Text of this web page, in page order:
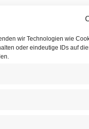
wir Technologien wie
oder eindeutige IDs auf